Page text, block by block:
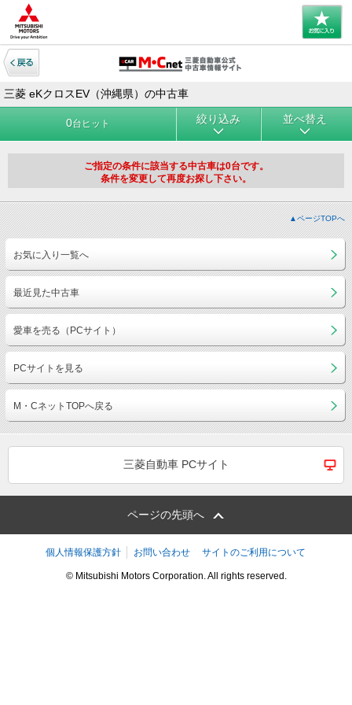
三菱 eKクロスEV（沖縄県）の中古車
0台ヒット 絞り込み 並べ替え
ご指定の条件に該当する中古車は0台です。
条件を変更して再度お探し下さい。
▲ページTOPへ
お気に入り一覧へ
最近見た中古車
愛車を売る（PCサイト）
PCサイトを見る
M・CネットTOPへ戻る
三菱自動車 PCサイト
ページの先頭へ
個人情報保護方針 お問い合わせ サイトのご利用について
© Mitsubishi Motors Corporation. All rights reserved.